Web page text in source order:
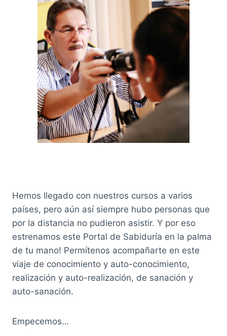
Hemos llegado con nuestros cursos a varios
países, pero aún así siempre hubo personas que
por la distancia no pudieron asistir. Y por eso
estrenamos este Portal de Sabiduría en la palma
de tu mano! Permítenos acompañarte en este
viaje de conocimiento y auto-conocimiento,
realización y auto-realización, de sanación y
auto-sanación.
Empecemos…